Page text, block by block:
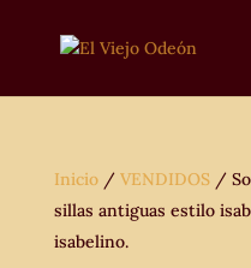
Inicio/ VENDIDOS/
sillas antiguas estilo
isabelino.